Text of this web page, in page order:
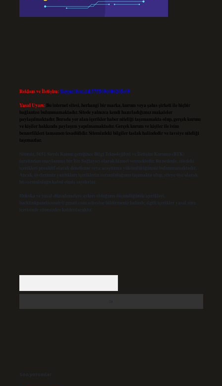
Reklam ve İletişim:Skype: live:.cid.575569c608265c69
Yasal Uyarı: Bu internet sitesi, herhangi bir marka, kurum veya şahıs şirketi ile hiçbir
bağlantısı bulunmamaktadır. Sitede yalnızca kendi hazırladığımız makaleler
paylaşılmaktadır. Burada yer alan içerikler haber niteliği taşımamakta olup, gerçek kurum
ve kişiler hakkında paylaşım yapılmamaktadır. Gerçek kurum ve kişiler ile isim
benzerlikleri tamamen tesadüfidir. Sitemizdeki bilgiler taslak halindedir ve tavsiye niteliği
taşımazlar.
Sitemiz, 5651 Sayılı Kanun gereğince Bilgi Teknolojileri ve İletişim Kurumu (BTK)
tarafından onaylanmış bir Yer Sağlayıcı olarak hizmet vermektedir. Bu nedenle, sitedeki
içerikleri proaktif olarak denetleme veya araştırma yükümlülüğümüz bulunmamaktadır.
Ancak, üyelerimiz yazdıkları içeriklerin sorumluluğunu taşımakta olup, siteye üye olarak
bu sorumluluğu kabul etmiş sayılırlar.
Hukuka ve yasal düzenlemelere aykırı olduğunu düşündüğünüz içerikleri,
backlinkpanelicomtr@gmail.com adresine bildirmeniz halinde, ilgili içerikler yasal süre
içerisinde sitemizden kaldırılacaktır.
Son yorumlar